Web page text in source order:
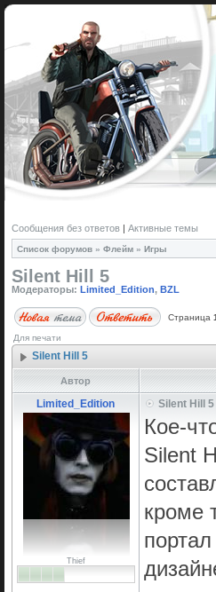
Сообщения без ответов | Активные темы
Список форумов » Флейм » Игры
Silent Hill 5
Модераторы: Limited_Edition, BZL
Страница 1
Для печати
Silent Hill 5
Автор
Limited_Edition
Thief
Silent Hill 5
Кое-
Silent
кроме